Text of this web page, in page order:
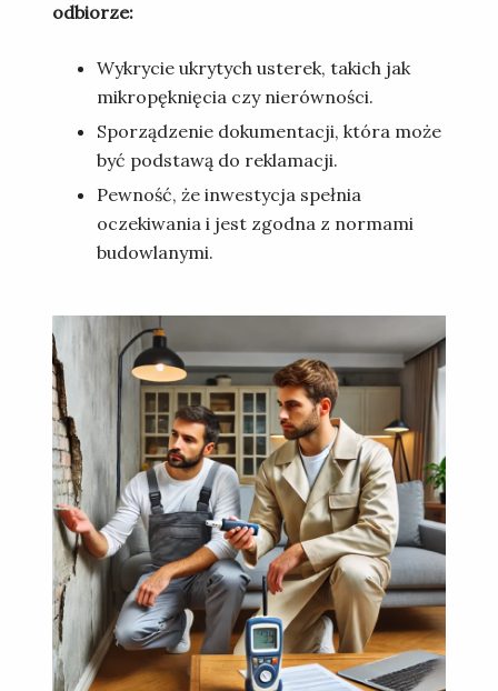
odbiorze:
Wykrycie ukrytych usterek, takich jak
mikropęknięcia czy nierówności.
Sporządzenie dokumentacji, która może
być podstawą do reklamacji.
Pewność, że inwestycja spełnia
oczekiwania i jest zgodna z normami
budowlanymi.